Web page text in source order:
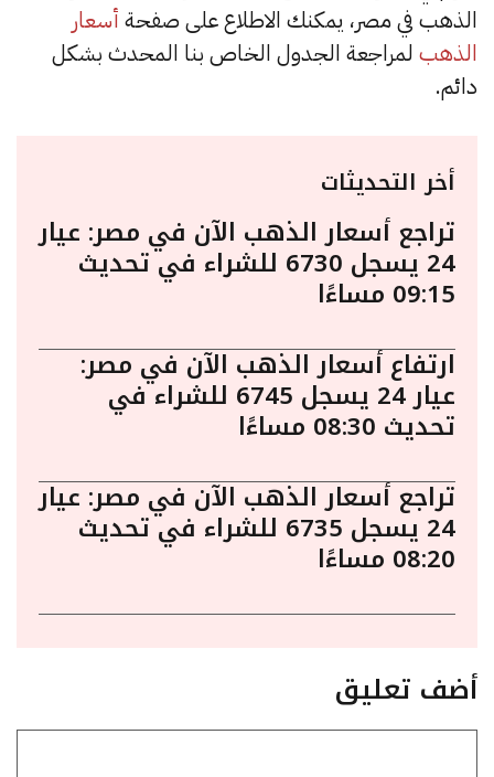
الذهب في مصر، يمكنك الاطلاع على صفحة أسعار
الذهب لمراجعة الجدول الخاص بنا المحدث بشكل
دائم.
أخر التحديثات
تراجع أسعار الذهب الآن في مصر: عيار
24 يسجل 6730 للشراء في تحديث
09:15 مساءًا
ارتفاع أسعار الذهب الآن في مصر:
عيار 24 يسجل 6745 للشراء في
تحديث 08:30 مساءًا
تراجع أسعار الذهب الآن في مصر: عيار
24 يسجل 6735 للشراء في تحديث
08:20 مساءًا
أضف تعليق